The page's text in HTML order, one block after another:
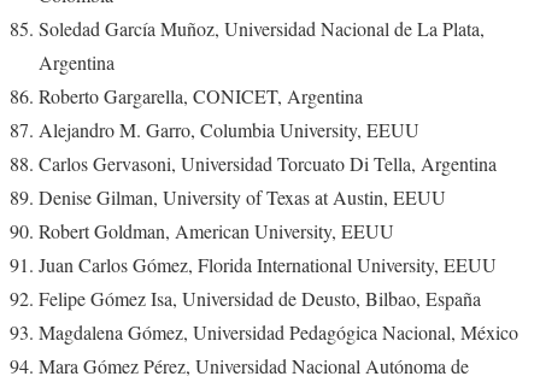
Soledad García Muñoz, Universidad Nacional de La Plata,
Argentina
Roberto Gargarella, CONICET, Argentina
Alejandro M. Garro, Columbia University, EEUU
Carlos Gervasoni, Universidad Torcuato Di Tella, Argentina
Denise Gilman, University of Texas at Austin, EEUU
Robert Goldman, American University, EEUU
Juan Carlos Gómez, Florida International University, EEUU
Felipe Gómez Isa, Universidad de Deusto, Bilbao, España
Magdalena Gómez, Universidad Pedagógica Nacional, México
Mara Gómez Pérez, Universidad Nacional Autónoma de